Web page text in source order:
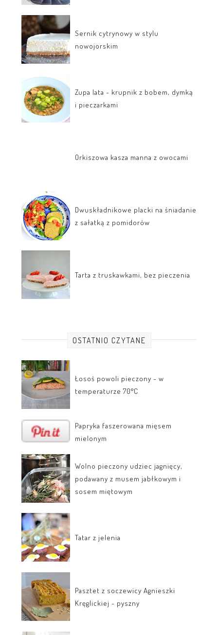
Sernik cytrynowy w stylu
nowojorskim
Zupa lata - krupnik z bobem, dymką
i pieczarkami
Orkiszowa kasza manna z owocami
Dwuskładnikowe placki na śniadanie
z sałatką z pomidorów
Tarta z truskawkami, bez pieczenia
OSTATNIO CZYTANE
Łosoś powoli pieczony - w
temperaturze 70°C
Papryka faszerowana mięsem
mielonym
Wolno pieczony udziec jagnięcy,
podawany z musem jabłkowym i
sosem miętowym
Tatar z jelenia
Pasztet z soczewicy Agnieszki
Kręglickiej - pyszny